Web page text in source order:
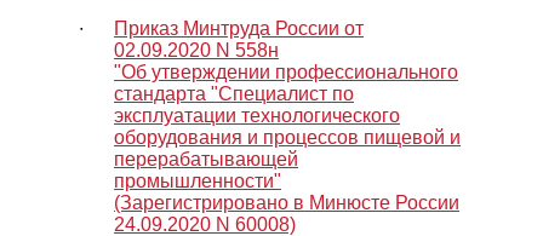
∙
Приказ Минтруда России от
02.09.2020 N 558н
"Об утверждении профессионального
стандарта "Специалист по
эксплуатации технологического
оборудования и процессов пищевой и
перерабатывающей
промышленности"
(Зарегистрировано в Минюсте России
24.09.2020 N 60008)